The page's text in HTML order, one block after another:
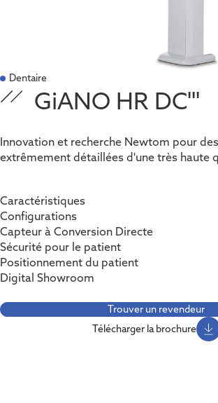
Dentaire
GiANO HR DC'''
Innovation et recherche Newtom pour
extrêmement détaillées d'une très haute
Caractéristiques
Configurations
Capteur à Conversion Directe
Sécurité pour le patient
Positionnement du patient
Digital Showroom
Trouver un revendeur
Télécharger la brochure